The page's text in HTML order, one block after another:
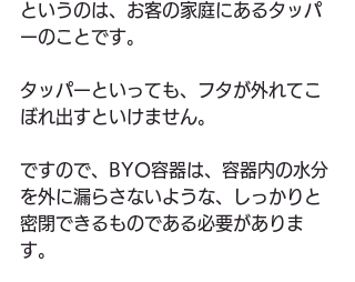
というのは、お客の家庭にあるタッパ
ーのことです。
タッパーといっても、フタが外れてこ
ぼれ出すといけません。
ですので、BYO容器は、容器内の水分
を外に漏らさないような、しっかりと
密閉できるものである必要がありま
す。